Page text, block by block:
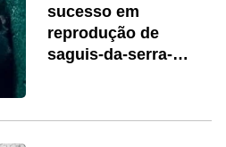
sucesso em
reprodução de
saguis-da-serra-